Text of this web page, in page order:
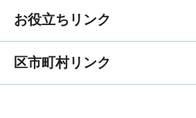
お役立ちリンク
区市町村リンク